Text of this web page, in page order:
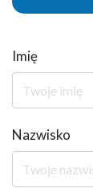
Imię
Nazwisko